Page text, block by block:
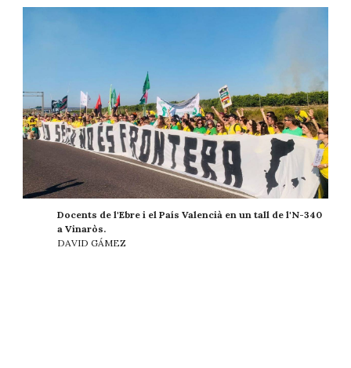
Docents de l'Ebre i el País Valencià en un tall de l'N-340
a Vinaròs.
DAVID GÁMEZ